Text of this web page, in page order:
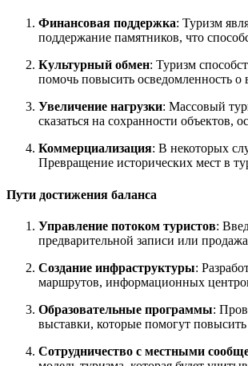
Финансовая поддержка: Туризм
поддержание памятников, что
Культурный обмен: Туризм
помочь повысить осведомленность о
Увеличение нагрузки: Массовый
сказаться на сохранности
Коммерциализация: В некоторых
Превращение исторических мест в
Пути достижения баланса
Управление потоком туристов:
предварительной записи или
Создание инфраструктуры:
маршрутов, информационных
Образовательные программы:
выставки, которые помогут
Сотрудничество с местными